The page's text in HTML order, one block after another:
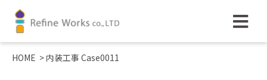
HOME > 内装工事 Case0011